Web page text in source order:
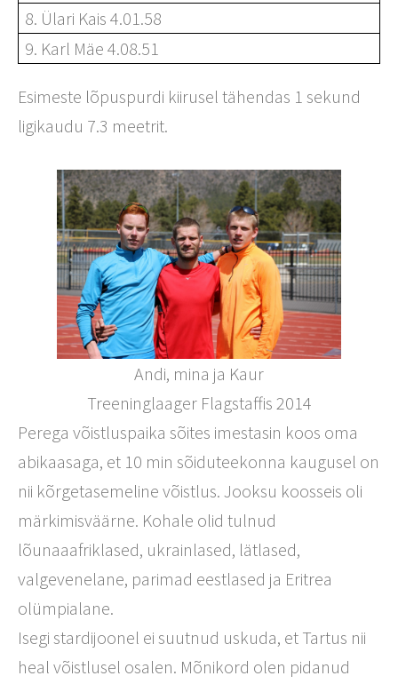
8. Ülari Kais 4.01.58
9. Karl Mäe 4.08.51
Esimeste lõpuspurdi kiirusel tähendas 1 sekund
ligikaudu 7.3 meetrit.
Andi, mina ja Kaur
Treeninglaager Flagstaffis 2014
Perega võistluspaika sõites imestasin koos oma
abikaasaga, et 10 min sõiduteekonna kaugusel on
nii kõrgetasemeline võistlus. Jooksu koosseis oli
märkimisväärne. Kohale olid tulnud
lõunaaafriklased, ukrainlased, lätlased,
valgevenelane, parimad eestlased ja Eritrea
olümpialane.
Isegi stardijoonel ei suutnud uskuda, et Tartus nii
heal võistlusel osalen. Mõnikord olen pidanud